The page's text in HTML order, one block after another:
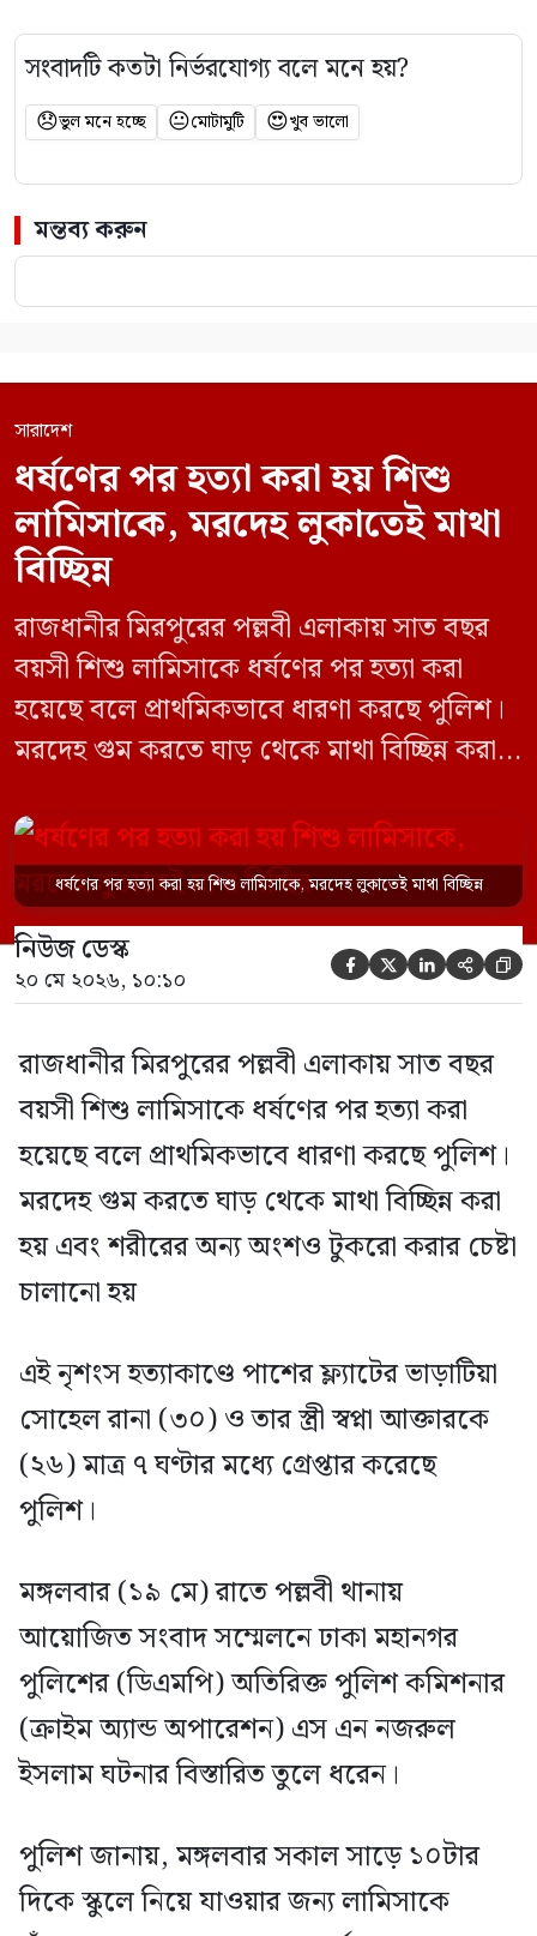
সংবাদটি কতটা নির্ভরযোগ্য বলে মনে হয়?
😞ভুল মনে হচ্ছে 😐মোটামুটি 😍খুব ভালো
মন্তব্য করুন
সারাদেশ
ধর্ষণের পর হত্যা করা হয় শিশু
লামিসাকে, মরদেহ লুকাতেই মাথা
বিচ্ছিন্ন
রাজধানীর মিরপুরের পল্লবী এলাকায় সাত বছর
বয়সী শিশু লামিসাকে ধর্ষণের পর হত্যা করা
হয়েছে বলে প্রাথমিকভাবে ধারণা করছে পুলিশ।
মরদেহ গুম করতে ঘাড় থেকে মাথা বিচ্ছিন্ন করা
চালানো হয় এই নৃশংস হত্যাকাণ্ডে পাশের ফ্ল্যাটের
ভাড়াটিয়া সোহেল রানা (৩০) ও তার স্ত্রী স্বপ্না
আক্তারকে (২৬) মাত্র ৭ ঘণ্টার […]
ধর্ষণের পর হত্যা করা হয় শিশু লামিসাকে, মরদেহ লুকাতেই মাথা বিচ্ছিন্ন
নিউজ ডেস্ক
২০ মে ২০২৬, ১০:১০     
রাজধানীর মিরপুরের পল্লবী এলাকায় সাত বছর
বয়সী শিশু লামিসাকে ধর্ষণের পর হত্যা করা
হয়েছে বলে প্রাথমিকভাবে ধারণা করছে পুলিশ।
মরদেহ গুম করতে ঘাড় থেকে মাথা বিচ্ছিন্ন করা
হয় এবং শরীরের অন্য অংশও টুকরো করার চেষ্টা
চালানো হয়
এই নৃশংস হত্যাকাণ্ডে পাশের ফ্ল্যাটের ভাড়াটিয়া
সোহেল রানা (৩০) ও তার স্ত্রী স্বপ্না আক্তারকে
(২৬) মাত্র ৭ ঘণ্টার মধ্যে গ্রেপ্তার করেছে
পুলিশ।
মঙ্গলবার (১৯ মে) রাতে পল্লবী থানায়
আয়োজিত সংবাদ সম্মেলনে ঢাকা মহানগর
পুলিশের (ডিএমপি) অতিরিক্ত পুলিশ কমিশনার
(ক্রাইম অ্যান্ড অপারেশন) এস এন নজরুল
ইসলাম ঘটনার বিস্তারিত তুলে ধরেন।
পুলিশ জানায়, মঙ্গলবার সকাল সাড়ে ১০টার
দিকে স্কুলে নিয়ে যাওয়ার জন্য লামিসাকে